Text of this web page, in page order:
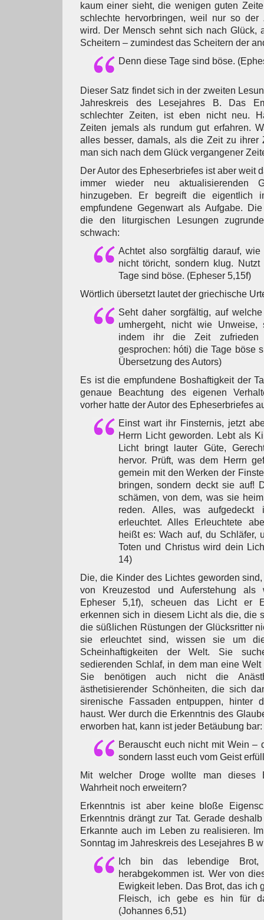
kaum einer sieht, die wenigen guten
schlechte hervorbringen, weil nur so der
wird. Der Mensch sehnt sich nach Glück,
Scheitern – zumindest das Scheitern der
Denn diese Tage sind böse.
Dieser Satz findet sich in der zweiten
Jahreskreis des Lesejahres B. Das
schlechter Zeiten, ist eben nicht neu.
Zeiten jemals als rundum gut erfahren.
alles besser, damals, als die Zeit zu ihrer
man sich nach dem Glück vergangener
Der Autor des Epheserbriefes ist aber weit
immer wieder neu aktualisierenden
hinzugeben. Er begreift die eigentlich
empfundene Gegenwart als Aufgabe.
die den liturgischen Lesungen
schwach:
Achtet also sorgfältig darauf,
nicht töricht, sondern klug.
Tage sind böse. (Epheser 5,15f)
Wörtlich übersetzt lautet der griechische
Seht daher sorgfältig, auf
umhergeht, nicht wie Unweise,
indem ihr die Zeit
gesprochen: hóti) die Tage böse
Übersetzung des Autors)
Es ist die empfundene Boshaftigkeit der
genaue Beachtung des eigenen
vorher hatte der Autor des Epheserbriefes
Einst wart ihr Finsternis, jetzt
Herrn Licht geworden. Lebt als
Licht bringt lauter Güte,
hervor. Prüft, was dem Herrn
gemein mit den Werken der
bringen, sondern deckt sie auf!
schämen, von dem, was sie
reden. Alles, was
erleuchtet. Alles Erleuchtete
heißt es: Wach auf, du Schläfer,
Toten und Christus wird dein
14)
Die, die Kinder des Lichtes geworden
von Kreuzestod und Auferstehung als
Epheser 5,1f), scheuen das Licht er
erkennen sich in diesem Licht als die, die
die süßlichen Rüstungen der Glücksritter
sie erleuchtet sind, wissen sie um
Scheinhaftigkeiten der Welt. Sie
sedierenden Schlaf, in dem man eine
Sie benötigen auch nicht die
ästhetisierender Schönheiten, die sich
sirenische Fassaden entpuppen, hinter
haust. Wer durch die Erkenntnis des
erworben hat, kann ist jeder Betäubung bar:
Berauscht euch nicht mit Wein –
sondern lasst euch vom Geist
Mit welcher Droge wollte man dieses
Wahrheit noch erweitern?
Erkenntnis ist aber keine bloße
Erkenntnis drängt zur Tat. Gerade
Erkannte auch im Leben zu realisieren.
Sonntag im Jahreskreis des Lesejahres B
Ich bin das lebendige
herabgekommen ist. Wer von
Ewigkeit leben. Das Brot, das ich
Fleisch, ich gebe es hin für
(Johannes 6,51)